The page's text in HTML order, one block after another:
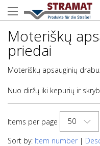
Moteriškų
priedai
Moteriškų apsauginių
Nuo diržų iki kepurių ir
Items per page
50
Sort by: Item number |